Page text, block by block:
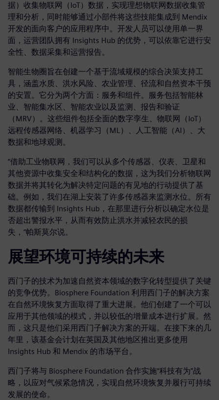
据）收集物联网（IoT）数据，实现理想物联网数据收集管
理和分析，同时能够通过小部件将这些技能集成到 Mendix
开发的面向客户的应用程序中。开发人员可以使用单一界
面，运营团队拥有 Insights Hub 的优势，可以依靠它进行安
全性、数据采集和运营报告。
智能生物圈旨在创建一个基于流域规模的综合决策支持工
具，涵盖水质、洪水风险、农业管理、径流和自然资本干预
的安置。它分为两个方面：服务和组件。服务包括智能林
业、智能集水区、智能农业以及监测、报告和验证
（MRV）。这些组件包括全面的数字孪生、物联网（IoT）
远程传感器网络、机器学习（ML）、人工智能（AI）、大
数据和地球观测。
“借助工业物联网，我们可以从多个传感器、仪表、卫星和
其他资源中收集安全和结构化的数据，这为我们分析物联网
数据并将其转化为解决特定问题的有见地的行动提供了基
础。例如，我们在湖上安装了许多传感器来监测水位。所有
数据都传输到 Insights Hub，在那里进行分析以确定水位是
否超出警报水平，从而有效防止洪水并减轻农民的损
失，”帕斯莫尔说。
展望环境可持续的未来
西门子的技术为加速自然资本领域的数字化转型提供了关键
的竞争优势。Biosphere Foundation 利用西门子的解决方案
在自然环境恢复方面取得了重大进展。他们创建了一个可以
应用于其他领域的模式，并以较低的增量成本进行扩展。然
而，这只是他们采用西门子解决方案的开端。在接下来的几
年里，该基金会计划在英国及其他地区推出更多使用
Insights Hub 和 Mendix 的市场平台。
西门子将与 Biosphere Foundation 合作实施“科技有为”战
略，以应对气候紧急情况，实现自然环境恢复并履行可持续
发展的使命。